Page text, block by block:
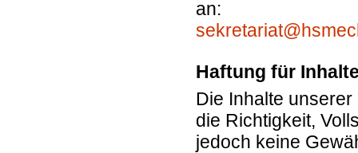
an:
Haftung für
Die Inhalte
die Richtigkeit,
jedoch keine